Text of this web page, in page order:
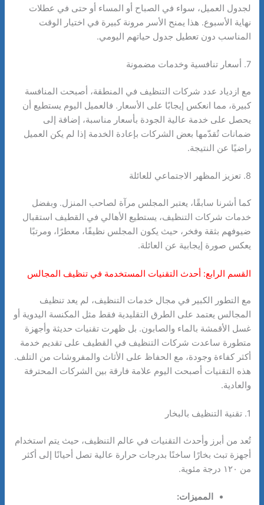
لجدول العميل، سواء في الصباح أو المساء أو حتى في عطلات
نهاية الأسبوع. هذا يمنح الأسر مرونة كبيرة في اختيار الوقت
المناسب دون تعطيل جدول حياتهم اليومي.
7. أسعار تنافسية وخدمات مضمونة
مع ازدياد عدد شركات التنظيف في المنطقة، أصبحت المنافسة
كبيرة، مما انعكس إيجابًا على الأسعار. فالعميل اليوم يستطيع أن
يحصل على خدمة عالية الجودة بأسعار مناسبة، إضافة إلى
ضمانات تُقدّمها بعض الشركات بإعادة الخدمة إذا لم يكن العميل
راضيًا عن النتيجة.
8. تعزيز المظهر الاجتماعي للعائلة
كما أشرنا سابقًا، يعتبر المجلس مرآة لصاحب المنزل. وبفضل
خدمات شركات التنظيف، يستطيع الأهالي في القطيف استقبال
ضيوفهم بثقة وفخر، حيث يكون المجلس نظيفًا، معطرًا، ومرتبًا
يعكس صورة إيجابية عن العائلة.
القسم الرابع: أحدث التقنيات المستخدمة في تنظيف المجالس
مع التطور الكبير في مجال خدمات التنظيف، لم يعد تنظيف
المجالس يعتمد على الطرق التقليدية فقط مثل المكنسة اليدوية أو
غسل الأقمشة بالماء والصابون. بل ظهرت تقنيات حديثة وأجهزة
متطورة ساعدت شركات التنظيف في القطيف على تقديم خدمة
أكثر كفاءة وجودة، مع الحفاظ على الأثاث والمفروشات من التلف.
هذه التقنيات أصبحت اليوم علامة فارقة بين الشركات المحترفة
والعادية.
1. تقنية التنظيف بالبخار
تُعد من أبرز وأحدث التقنيات في عالم التنظيف، حيث يتم استخدام
أجهزة تبث بخارًا ساخنًا بدرجات حرارة عالية تصل أحيانًا إلى أكثر
من ١٢٠ درجة مئوية.
المميزات: